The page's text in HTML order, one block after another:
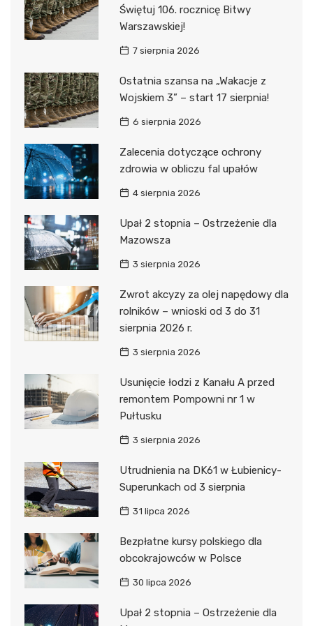
Świętuj 106. rocznicę Bitwy
Warszawskiej!
7 sierpnia 2026
Ostatnia szansa na „Wakacje z
Wojskiem 3” – start 17 sierpnia!
6 sierpnia 2026
Zalecenia dotyczące ochrony
zdrowia w obliczu fal upałów
4 sierpnia 2026
Upał 2 stopnia – Ostrzeżenie dla
Mazowsza
3 sierpnia 2026
Zwrot akcyzy za olej napędowy dla
rolników – wnioski od 3 do 31
sierpnia 2026 r.
3 sierpnia 2026
Usunięcie łodzi z Kanału A przed
remontem Pompowni nr 1 w
Pułtusku
3 sierpnia 2026
Utrudnienia na DK61 w Łubienicy-
Superunkach od 3 sierpnia
31 lipca 2026
Bezpłatne kursy polskiego dla
obcokrajowców w Polsce
30 lipca 2026
Upał 2 stopnia – Ostrzeżenie dla